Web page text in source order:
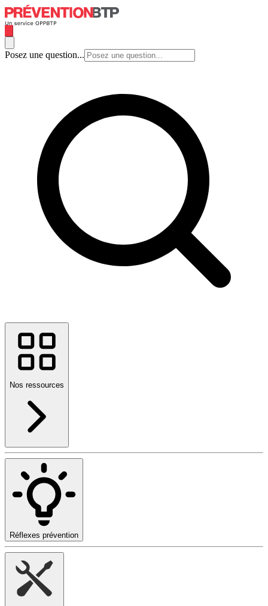
Posez une question...
Nos ressources
Réflexes prévention